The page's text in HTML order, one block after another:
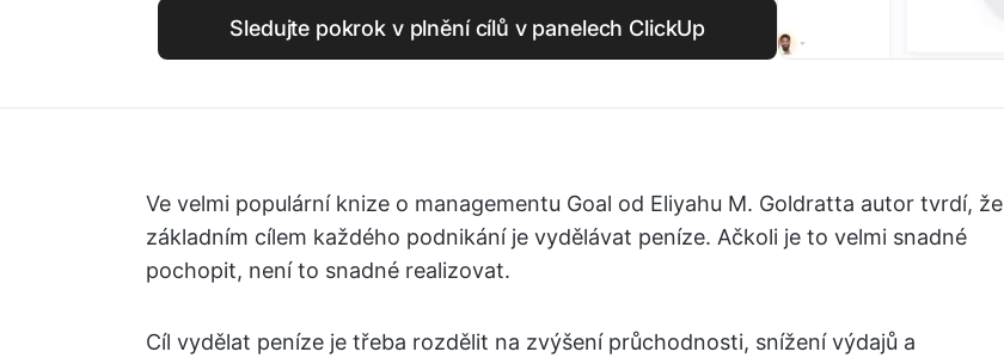
Sledujte pokrok v plnění cílů v panelech ClickUp
Ve velmi populární knize o managementu Goal od Eliyahu M. Goldratta autor tvrdí, že
základním cílem každého podnikání je vydělávat peníze. Ačkoli je to velmi snadné
pochopit, není to snadné realizovat.
Cíl vydělat peníze je třeba rozdělit na zvýšení průchodnosti, snížení výdajů a